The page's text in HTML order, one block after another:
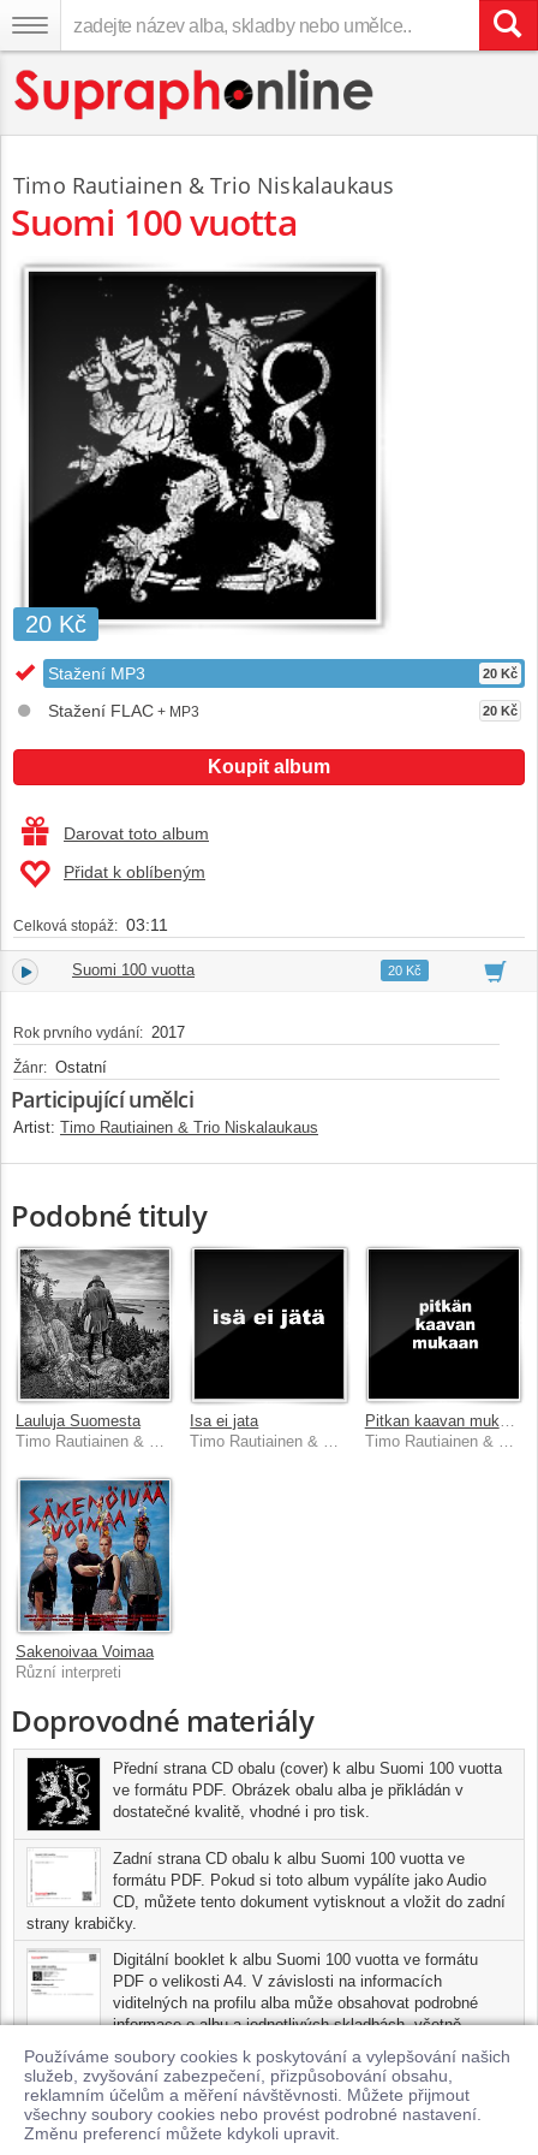
Používáme soubory cookies k poskytování a vylepšování našich
služeb, zvyšování zabezpečení, přizpůsobování obsahu,
reklamním účelům a měření návštěvnosti. Můžete přijmout
všechny soubory cookies nebo provést podrobné nastavení.
Změnu preferencí můžete kdykoli upravit.
Timo Rautiainen & Trio Niskalaukaus
Suomi 100 vuotta
20 Kč
Stažení MP3 20 Kč
Stažení FLAC + MP3 20 Kč
Koupit album
Darovat toto album
Přidat k oblíbeným
Celková stopáž: 03:11
1. Suomi 100 vuotta 03:1120 Kč
Rok prvního vydání: 2017
Žánr: Ostatní
Participující umělci
Artist: Timo Rautiainen & Trio Niskalaukaus
Podobné tituly
Lauluja Suomesta
Isa ei jata
Sakenoivaa Voimaa
Různí interpreti
Doprovodné materiály
Přední strana CD obalu (cover) k albu Suomi 100 vuotta
ve formátu PDF. Obrázek obalu alba je přikládán v
dostatečné kvalitě, vhodné i pro tisk.
Zadní strana CD obalu k albu Suomi 100 vuotta ve
formátu PDF. Pokud si toto album vypálíte jako Audio
CD, můžete tento dokument vytisknout a vložit do zadní
strany krabičky.
Digitální booklet k albu Suomi 100 vuotta ve formátu
PDF o velikosti A4. V závislosti na informacích
viditelných na profilu alba může obsahovat podrobné
informace o albu a jednotlivých skladbách, včetně
seznamu participujících umělců, přesného data a místa
nahrání pro každou ze skladeb. Digitální booklet je tisknutelnou
variantou profilu alba.
Pro možnost stažení doprovodných materiálů je nutné mít zakoupenu
minimálně jednu skladbu z tohoto alba.